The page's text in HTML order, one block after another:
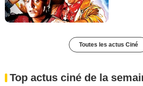
Toutes les actus Ciné
Top actus ciné de la